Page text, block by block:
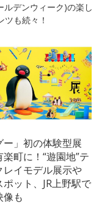
ルデンウィーク)の楽し
も続々！
ー」初の体験型展
町に！“遊園地”テ
レイモデル展示や
ポット、JR上野駅で
像も